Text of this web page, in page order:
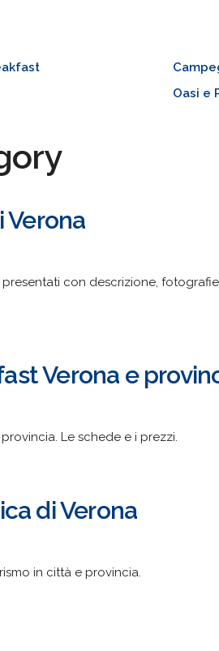
Oasi e
con descrizione,
Verona e
Le schede e i prezzi.
di Verona
in città e provincia.